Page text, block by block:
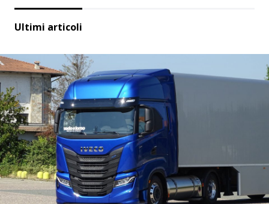
Ultimi articoli